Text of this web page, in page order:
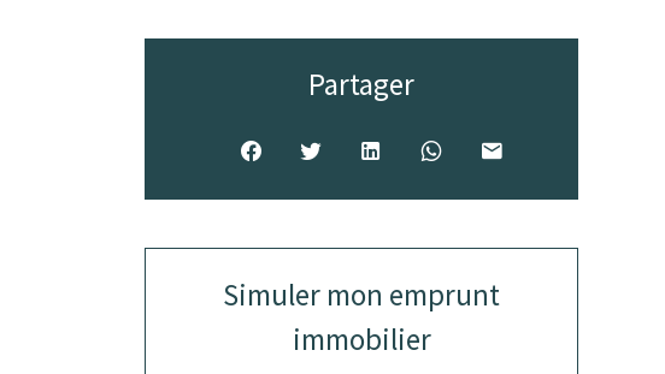
Partager
Simuler mon emprunt
immobilier